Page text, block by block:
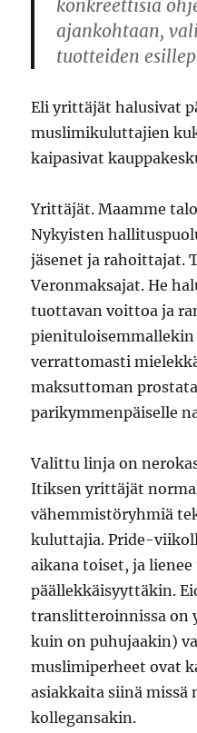
konkreettisia
ajankohtaan,
tuotteiden
Eli yrittäjät halusivat
muslimikuluttajien
kaipasivat
Yrittäjät. Maamme
Nykyisten
jäsenet ja rahoittajat.
Veronmaksajat. He
tuottavan voittoa ja
verrattomasti
maksuttoman
parikymmenpäiselle
Valittu linja on
Itiksen yrittäjät
vähemmistöryhmiä
kuluttajia. Pride-
aikana toiset, ja lienee
päällekkäisyyttäkin.
translitteroinnissa on
kuin on puhujaakin)
muslimiperheet ovat
asiakkaita siinä
kollegansakin.